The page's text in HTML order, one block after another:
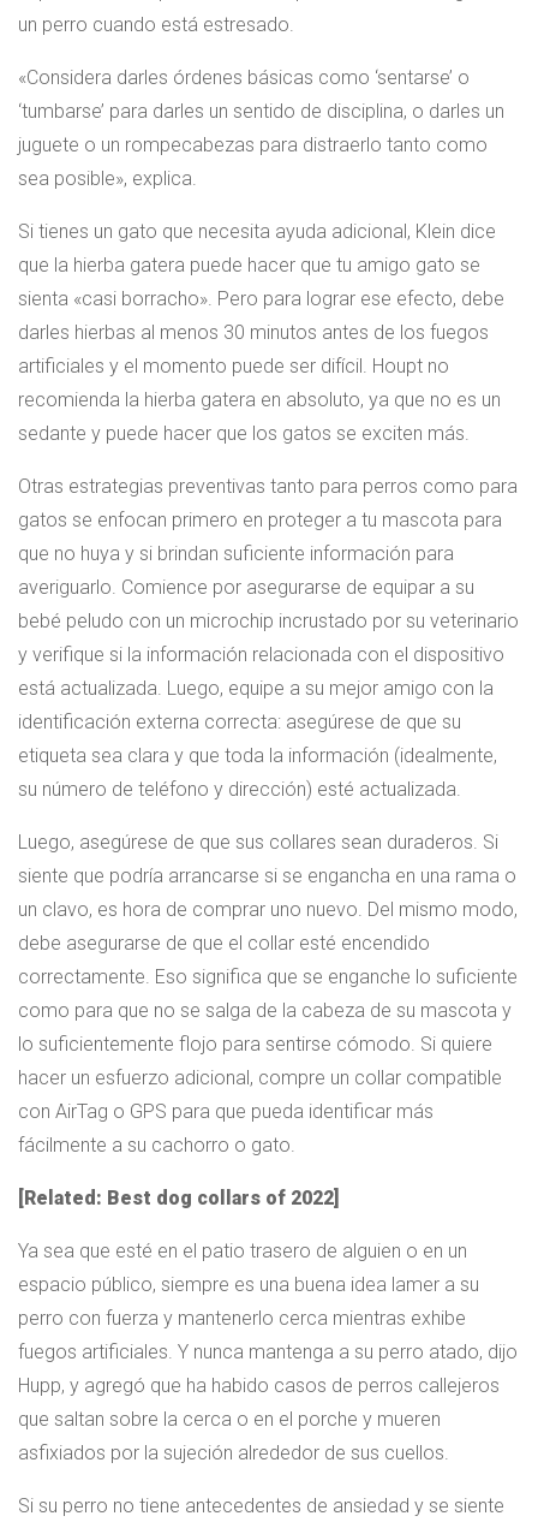
un perro cuando está estresado.
«Considera darles órdenes básicas como ‘sentarse’ o
‘tumbarse’ para darles un sentido de disciplina, o darles un
juguete o un rompecabezas para distraerlo tanto como
sea posible», explica.
Si tienes un gato que necesita ayuda adicional, Klein dice
que la hierba gatera puede hacer que tu amigo gato se
sienta «casi borracho». Pero para lograr ese efecto, debe
darles hierbas al menos 30 minutos antes de los fuegos
artificiales y el momento puede ser difícil. Houpt no
recomienda la hierba gatera en absoluto, ya que no es un
sedante y puede hacer que los gatos se exciten más.
Otras estrategias preventivas tanto para perros como para
gatos se enfocan primero en proteger a tu mascota para
que no huya y si brindan suficiente información para
averiguarlo. Comience por asegurarse de equipar a su
bebé peludo con un microchip incrustado por su veterinario
y verifique si la información relacionada con el dispositivo
está actualizada. Luego, equipe a su mejor amigo con la
identificación externa correcta: asegúrese de que su
etiqueta sea clara y que toda la información (idealmente,
su número de teléfono y dirección) esté actualizada.
Luego, asegúrese de que sus collares sean duraderos. Si
siente que podría arrancarse si se engancha en una rama o
un clavo, es hora de comprar uno nuevo. Del mismo modo,
debe asegurarse de que el collar esté encendido
correctamente. Eso significa que se enganche lo suficiente
como para que no se salga de la cabeza de su mascota y
lo suficientemente flojo para sentirse cómodo. Si quiere
hacer un esfuerzo adicional, compre un collar compatible
con AirTag o GPS para que pueda identificar más
fácilmente a su cachorro o gato.
[Related: Best dog collars of 2022]
Ya sea que esté en el patio trasero de alguien o en un
espacio público, siempre es una buena idea lamer a su
perro con fuerza y ​​mantenerlo cerca mientras exhibe
fuegos artificiales. Y nunca mantenga a su perro atado, dijo
Hupp, y agregó que ha habido casos de perros callejeros
que saltan sobre la cerca o en el porche y mueren
asfixiados por la sujeción alrededor de sus cuellos.
Si su perro no tiene antecedentes de ansiedad y se siente